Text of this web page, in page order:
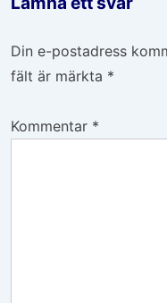
Din e-postadress
fält är märkta *
Kommentar *